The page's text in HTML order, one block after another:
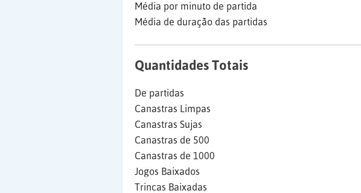
Média por minuto de partida
Média de duração das partidas
Quantidades Totais
De partidas
Canastras Limpas
Canastras Sujas
Canastras de 500
Canastras de 1000
Jogos Baixados
Trincas Baixadas